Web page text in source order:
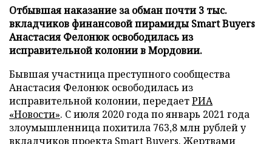
Отбывшая наказание за обман почти 3 тыс.
вкладчиков финансовой пирамиды Smart Buyers
Анастасия Фелонюк освободилась из
исправительной колонии в Мордовии.
Бывшая участница преступного сообщества
Анастасия Фелонюк освободилась из
исправительной колонии, передаетРИА
«Новости». С июля 2020 года по январь 2021 года
злоумышленница похитила 763,8 млн рублей у
вкладчиков проекта Smart Buyers. Жертвами